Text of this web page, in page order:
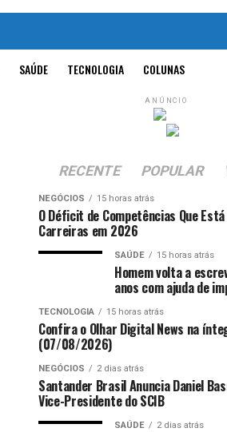
SAÚDE TECNOLOGIA COLUNAS
ANÚNCIO
RECENTE POPULAR
NEGÓCIOS 15 horas atrás
O Déficit de Competências Que
Carreiras em 2026
SAÚDE 15 horas atrás
Homem volta a
anos com ajuda de
TECNOLOGIA 15 horas atrás
Confira o Olhar Digital News na
(07/08/2026)
NEGÓCIOS 2 dias atrás
Santander Brasil Anuncia Daniel
Vice-Presidente do SCIB
SAÚDE 2 dias atrás